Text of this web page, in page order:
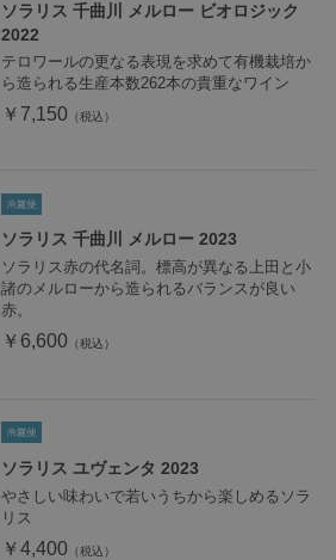
ソラリス 千曲川 メルロー ビオロジック
2022
テロワールの更なる表現を求めて有機栽培か
ら造られる生産本数262本の貴重なワイン
￥7,150
ソラリス 千曲川 メルロー 2023
ソラリス赤の代名詞。標高が異なる上田と小
諸のメルローから造られるバランスが良い
赤。
￥6,600
ソラリス ユヴェンタ 2023
やさしい味わいで若いうちから楽しめるソラ
リス
￥4,400